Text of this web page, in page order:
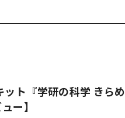
ト『学研の科学 きらめ
ー】